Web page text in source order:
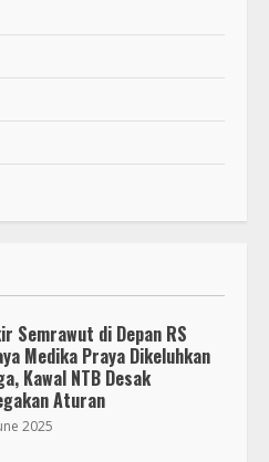
Semrawut di Depan RS
Medika Praya Dikeluhkan
Kawal NTB Desak
Aturan
2025